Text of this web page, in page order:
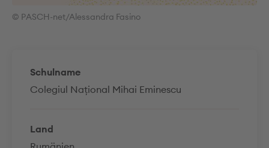
Schulname
Colegiul Național Mihai Eminescu
Land
© PASCH-net/Alessandra Fasino